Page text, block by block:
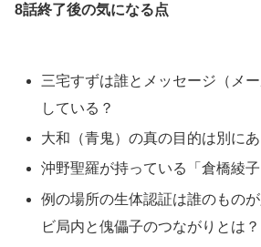
8話終了後の気になる点
三宅すずは誰とメッセージ（メ
している？
大和（青鬼）の真の目的は別にあ
沖野聖羅が持っている「倉橋綾
例の場所の生体認証は誰のもの
ビ局内と傀儡子のつながりとは